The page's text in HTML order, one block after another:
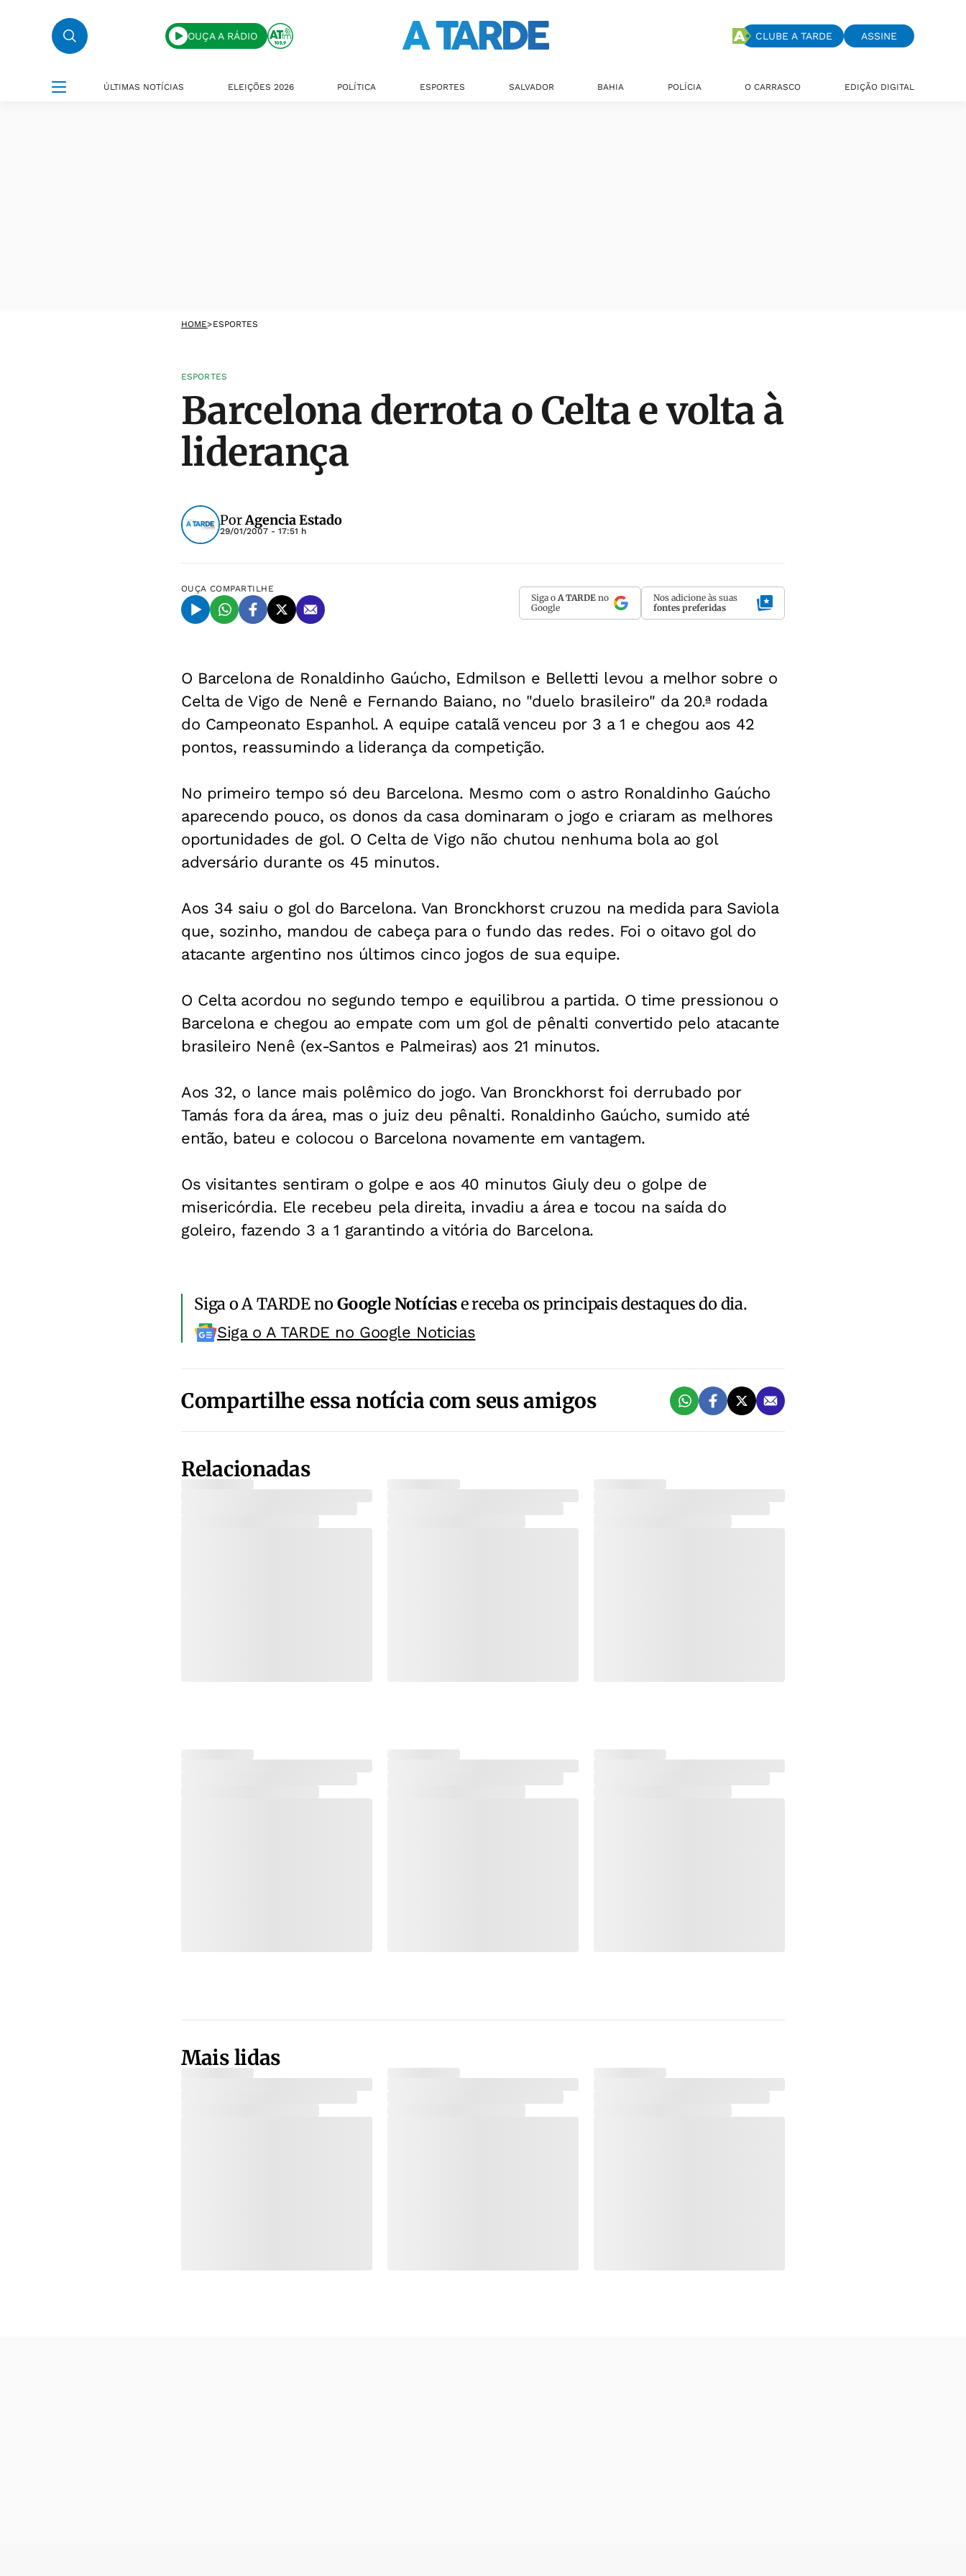
OUÇA A RÁDIO CLUBE A TARDE ASSINE
ÚLTIMAS NOTÍCIAS ELEIÇÕES 2026 POLÍTICA ESPORTES SALVADOR BAHIA POLÍCIA O CARRASCO EDIÇÃO DIGITAL
HOME>ESPORTES
ESPORTES
Barcelona derrota o Celta e volta à
liderança
PorAgencia Estado
29/01/2007 - 17:51 h
OUÇA COMPARTILHE
Siga o A TARDE no
Google
Nos adicione às suas
fontes preferidas
O Barcelona de Ronaldinho Gaúcho, Edmilson e Belletti levou a melhor sobre o
Celta de Vigo de Nenê e Fernando Baiano, no "duelo brasileiro" da 20.ª rodada
do Campeonato Espanhol. A equipe catalã venceu por 3 a 1 e chegou aos 42
pontos, reassumindo a liderança da competição.
No primeiro tempo só deu Barcelona. Mesmo com o astro Ronaldinho Gaúcho
aparecendo pouco, os donos da casa dominaram o jogo e criaram as melhores
oportunidades de gol. O Celta de Vigo não chutou nenhuma bola ao gol
adversário durante os 45 minutos.
Aos 34 saiu o gol do Barcelona. Van Bronckhorst cruzou na medida para Saviola
que, sozinho, mandou de cabeça para o fundo das redes. Foi o oitavo gol do
atacante argentino nos últimos cinco jogos de sua equipe.
O Celta acordou no segundo tempo e equilibrou a partida. O time pressionou o
Barcelona e chegou ao empate com um gol de pênalti convertido pelo atacante
brasileiro Nenê (ex-Santos e Palmeiras) aos 21 minutos.
Aos 32, o lance mais polêmico do jogo. Van Bronckhorst foi derrubado por
Tamás fora da área, mas o juiz deu pênalti. Ronaldinho Gaúcho, sumido até
então, bateu e colocou o Barcelona novamente em vantagem.
Os visitantes sentiram o golpe e aos 40 minutos Giuly deu o golpe de
misericórdia. Ele recebeu pela direita, invadiu a área e tocou na saída do
goleiro, fazendo 3 a 1 garantindo a vitória do Barcelona.
Siga o A TARDE noGoogle Notíciase receba os principais destaques do dia.
Siga o A TARDE no Google Noticias
Compartilhe essa notícia com seus amigos
Relacionadas
Mais lidas